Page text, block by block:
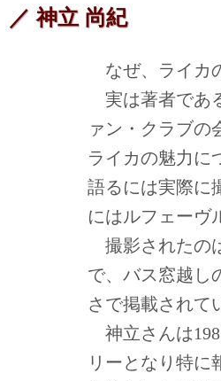
神立 尚紀
なぜ、ライカ
実は著者であ
ァン・クラブの
ライカの魅力に
語るには実際に
にはルフェーヴ
撮影されたの
で、バス窓越し
さで掲載されて
神立さんは
リーとなり特に